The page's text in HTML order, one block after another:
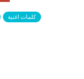
كلمات اغنية